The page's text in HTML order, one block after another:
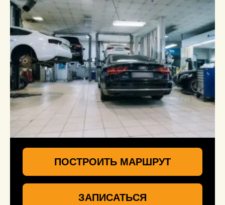
ПОСТРОИТЬ МАРШРУТ
ЗАПИСАТЬСЯ